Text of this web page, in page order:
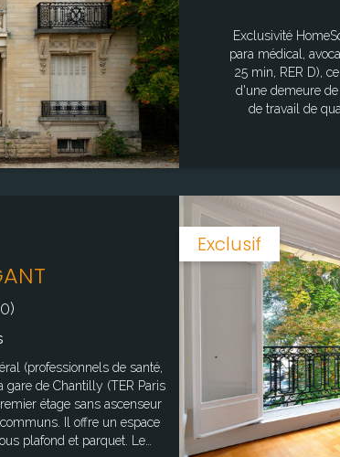
Exclusivité HomeSquare ! Idéalement profession libéral
para médical,
25 min, RER D),
d'une demeure
de travail de
informations sur
gare de Chantilly (TER Paris
étage sans ascenseur
Il offre un espace
plafond et parquet. Le
Exclusif